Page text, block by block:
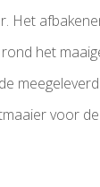
Het
het
voor